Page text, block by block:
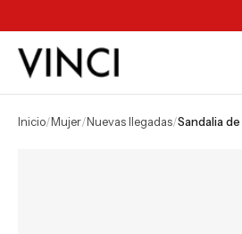
inicio/ mujer/ nuevas llegadas/ sandalia